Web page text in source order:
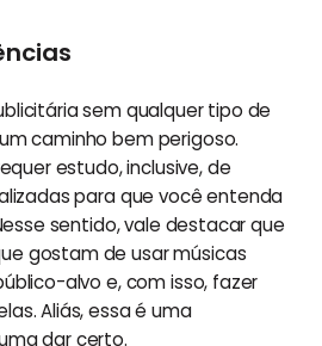
sem qualquer tipo de
caminho bem perigoso.
estudo, inclusive, de
para que você entenda
sentido, vale destacar que
gostam de usar músicas
alvo e, com isso, fazer
Aliás, essa é uma
dar certo.